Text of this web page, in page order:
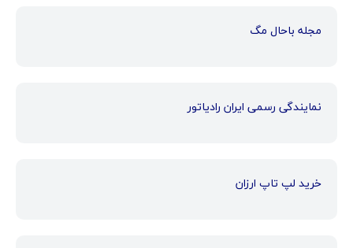
مجله باحال مگ
نمایندگی رسمی ایران رادیاتور
خرید لپ تاپ ارزان